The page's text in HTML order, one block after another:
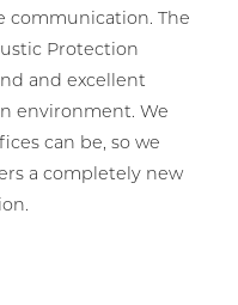
communication. The
Protection
and excellent
environment. We
can be, so we
a completely new